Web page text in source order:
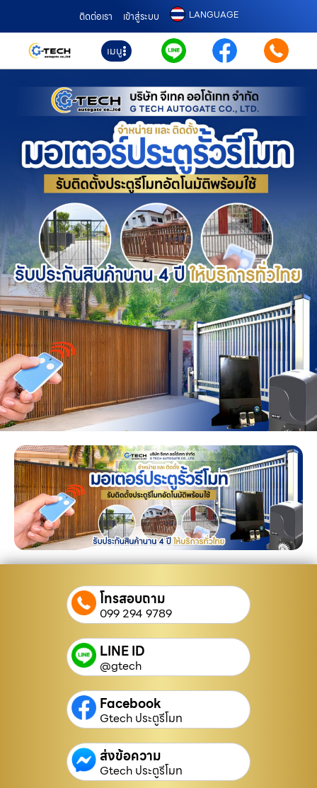
ติดต่อเรา เข้าสู่ระบบ LANGUAGE
เมนู
โทรสอบถาม
099 294 9789
LINE ID
@gtech
Facebook
Gtech ประตูรีโมท
ส่งข้อความ
Gtech ประตูรีโมท